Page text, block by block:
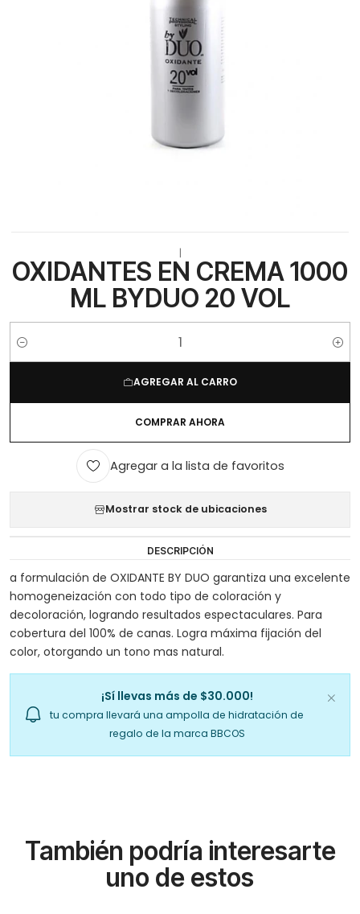
OXIDANTES EN CREMA 1000
ML BYDUO 20 VOL
Cantidad
AGREGAR AL CARRO
COMPRAR AHORA
Agregar a la lista de favoritos
Mostrar stock de ubicaciones
DESCRIPCIÓN
a formulación de OXIDANTE BY DUO garantiza una excelente
homogeneización con todo tipo de coloración y
decoloración, logrando resultados espectaculares. Para
cobertura del 100% de canas. Logra máxima fijación del
color, otorgando un tono mas natural.
¡Sí llevas más de $30.000!
tu compra llevará una ampolla de hidratación de
regalo de la marca BBCOS
También podría interesarte
uno de estos